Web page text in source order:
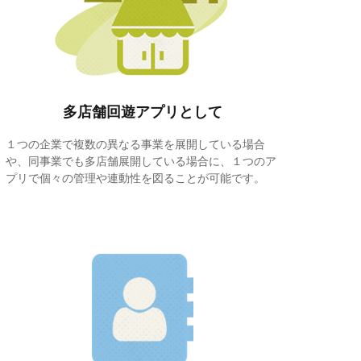
多店舗回遊アプリとして
１つの企業で複数の異なる事業を展開している場合
や、同事業でも多店舗展開している場合に、１つのア
プリで個々の管理や連動性を図ることが可能です。